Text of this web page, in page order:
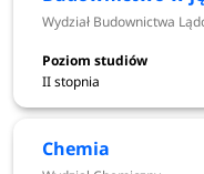
Geoinformatyka -
Geologia
Wydział Inżynierii
Wydział Budownictwa
II stopnia
Chemia